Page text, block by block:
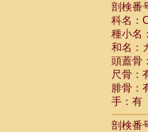
剖検番
科名：
種小名：
和名：
頭蓋骨
尺骨：
腓骨：
手：有
剖検番